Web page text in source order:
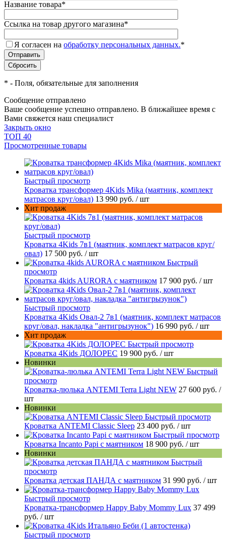
Название товара*
Ссылка на товар другого магазина*
Я согласен на обработку персональных данных.*
* - Поля, обязательные для заполнения
Сообщение отправлено
Ваше сообщение успешно отправлено. В ближайшее время с
Вами свяжется наш специалист
Закрыть окно
ТОП 40
Просмотренные товары
Быстрый просмотр
Кроватка трансформер 4Kids Mika (маятник, комплект
матрасов круг/овал) 13 990 руб. / шт
Хит продаж
Быстрый просмотр
Кроватка 4Kids 7в1 (маятник, комплект матрасов круг/
овал) 17 500 руб. / шт
Быстрый
просмотр
Кроватка 4kids AURORA c маятником 17 900 руб. / шт
Быстрый просмотр
Кроватка 4Kids Овал-2 7в1 (маятник, комплект матрасов
круг/овал, накладка "антигрызунок") 16 990 руб. / шт
Хит продаж
Быстрый просмотр
Кроватка 4Kids ДОЛОРЕС 19 900 руб. / шт
Новинки
Быстрый
просмотр
Кроватка-люлька ANTEMI Terra Light NEW 27 600 руб. /
шт
Новинки
Быстрый просмотр
Кроватка ANTEMI Classic Sleep 23 400 руб. / шт
Быстрый просмотр
Кроватка Incanto Papi с маятником 18 900 руб. / шт
Новинки
Быстрый
просмотр
Кроватка детская ПАНДА с маятником 31 990 руб. / шт
Быстрый просмотр
Кроватка-трансформер Happy Baby Mommy Lux 37 499
руб. / шт
Быстрый просмотр